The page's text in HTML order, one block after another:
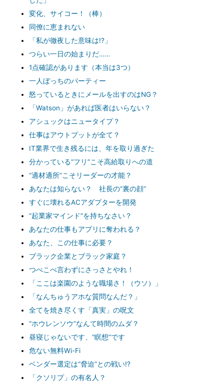
変化、サイコー！（棒）
同僚に恵まれない
「私が徹夜した意味は!?」
つらい一日の始まりだ……
1点確認があります（本当は3つ）
一人ぼっちのパーティー
怒っているときにメールを出すのはNG？
「Watson」があれば医者はいらない？
アシュックはニュータイプ？
仕事はアウトプットが全て？
IT業界で生き残るには、年を取り過ぎた
分かっている“フリ”こそ高給取りへの道
“適材適所”こそリーダーの才能？
あなたは知らない？ 社長の“裏の顔”
すぐに壊れるACアダプターを開発
“起業家マインド”を持ちなさい？
あなたの仕事もアプリに奪われる？
あなた、この仕事に必要？
ブラック企業とブラック家庭？
つべこべ言わずにさっさとやれ！
「ここは楽園のような職場さ！（ウソ）」
「なんちゅうアホな質問なんだ？」
全てを焼き尽くす「真実」の呪文
“ホウレンソウ”なんて時間のムダ？
昼寝じゃないです、“瞑想”です
危ない無料Wi-Fi
ベンダー選定は“脅迫”との戦い!?
「クソリプ」の有名人？